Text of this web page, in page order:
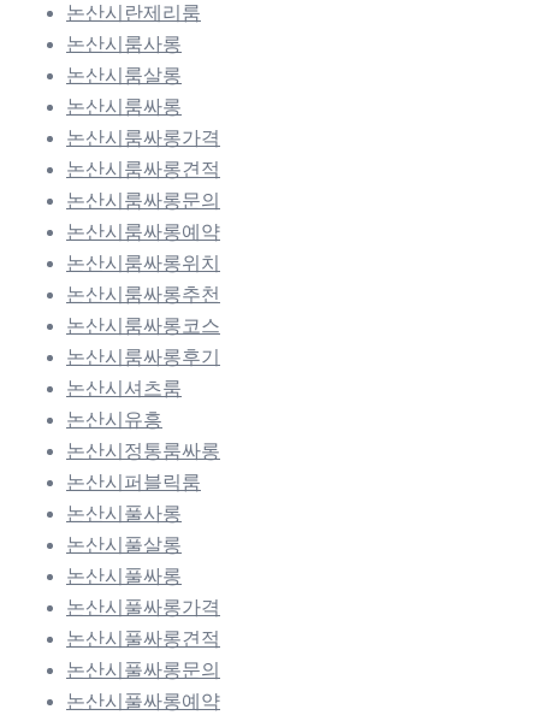
논산시란제리룸
논산시룸사롱
논산시룸살롱
논산시룸싸롱
논산시룸싸롱가격
논산시룸싸롱견적
논산시룸싸롱문의
논산시룸싸롱예약
논산시룸싸롱위치
논산시룸싸롱추천
논산시룸싸롱코스
논산시룸싸롱후기
논산시셔츠룸
논산시유흥
논산시정통룸싸롱
논산시퍼블릭룸
논산시풀사롱
논산시풀살롱
논산시풀싸롱
논산시풀싸롱가격
논산시풀싸롱견적
논산시풀싸롱문의
논산시풀싸롱예약